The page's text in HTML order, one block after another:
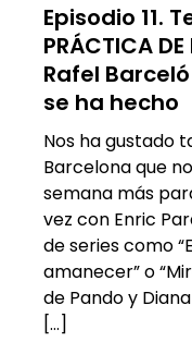
Episodio 11.
PRÁCTICA
Rafel
se ha hecho
Nos ha gustado
Barcelona que
semana más
vez con Enric
de series como
amanecer” o
de Pando y
[…]